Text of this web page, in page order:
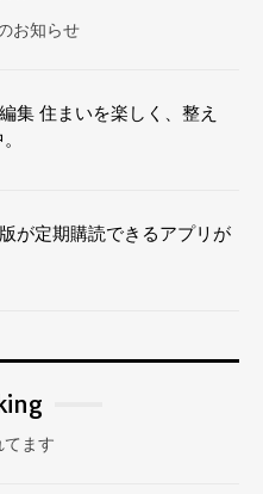
お知らせ
集 住まいを楽しく、整え
が定期購読できるアプリが
てます